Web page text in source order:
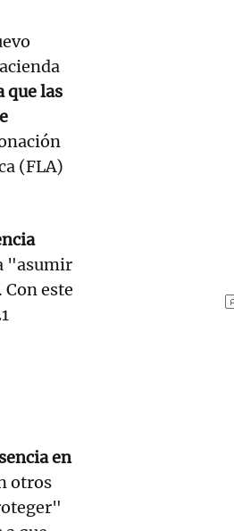
las
(FLA)
"asumir
este
en
otros